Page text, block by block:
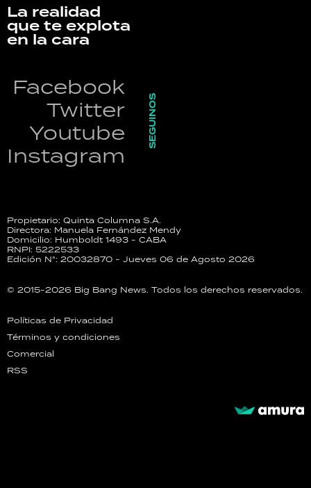
La realidad
que te explota
en la cara
Facebook
Twitter
Youtube
Instagram
SEGUINOS
Propietario: Quinta Columna S.A.
Directora: Manuela Fernández Mendy
Domicilio: Humboldt 1493 - CABA
RNPI: 5222533
Edición N°: 20032870 - Jueves 06 de Agosto 2026
© 2015-2026 Big Bang News. Todos los derechos reservados.
Políticas de Privacidad
Términos y condiciones
Comercial
RSS